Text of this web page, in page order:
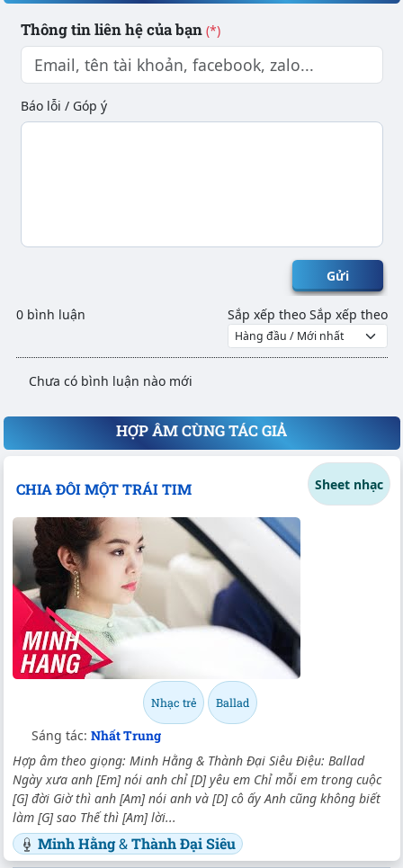
Thông tin liên hệ của bạn (*)
Báo lỗi / Góp ý
Gửi
0 bình luận Sắp xếp theo Sắp xếp theo
Chưa có bình luận nào mới
HỢP ÂM CÙNG TÁC GIẢ
CHIA ĐÔI MỘT TRÁI TIM Sheet nhạc
Nhạc trẻ Ballad
Sáng tác: Nhất Trung
Hợp âm theo giọng: Minh Hằng & Thành Đại Siêu Điệu: Ballad
Ngày xưa anh [Em] nói anh chỉ [D] yêu em Chỉ mỗi em trong cuộc
[G] đời Giờ thì anh [Am] nói anh và [D] cô ấy Anh cũng không biết
làm [G] sao Thế thì [Am] lời...
Minh Hằng&Thành Đại Siêu